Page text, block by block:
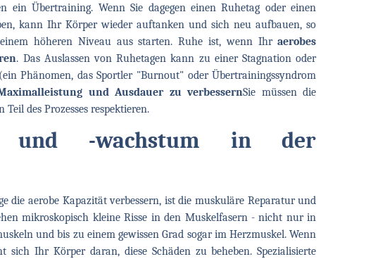
ein Übertraining. Wenn Sie dagegen einen Ruhetag oder einen
kann Ihr Körper wieder auftanken und sich neu aufbauen, so
höheren Niveau aus starten. Ruhe ist, wenn Ihraerobes
. Das Auslassen von Ruhetagen kann zu einer Stagnation oder
Phänomen, das Sportler "Burnout" oder Übertrainingssyndrom
und Ausdauer zu verbessernSie müssen die
des Prozesses respektieren.
und -wachstum in der
die aerobe Kapazität verbessern, ist die muskuläre Reparatur und
mikroskopisch kleine Risse in den Muskelfasern - nicht nur in
und bis zu einem gewissen Grad sogar im Herzmuskel. Wenn
Ihr Körper daran, diese Schäden zu beheben. Spezialisierte